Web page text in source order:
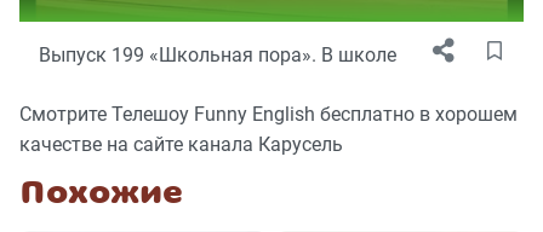
Выпуск 199 «Школьная пора». В школе
Смотрите Телешоу Funny English бесплатно в хорошем
качестве на сайте канала Карусель
Похожие